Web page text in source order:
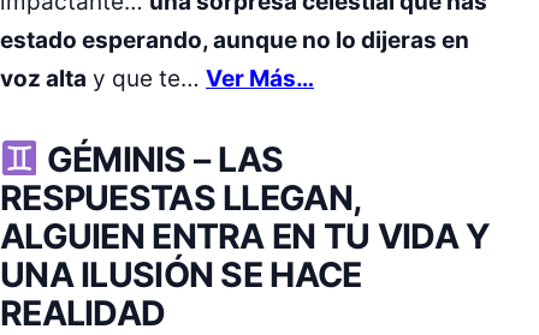
estado esperando, aunque no lo dijeras en
voz alta y que te… Ver Más…
GÉMINIS –LAS
RESPUESTAS LLEGAN,
ALGUIEN ENTRA EN TU VIDA Y
UNA ILUSIÓN SE HACE
REALIDAD